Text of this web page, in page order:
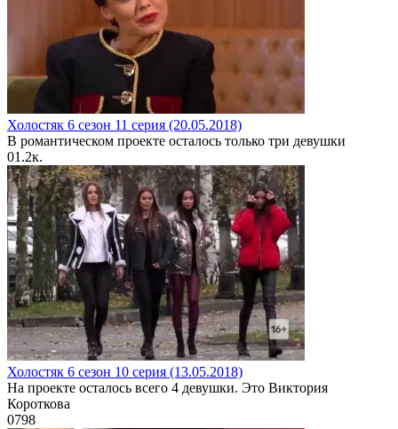
Холостяк 6 сезон 11 серия (20.05.2018)
В романтическом проекте осталось только три девушки
01.2к.
Холостяк 6 сезон 10 серия (13.05.2018)
На проекте осталось всего 4 девушки. Это Виктория
Короткова
0798